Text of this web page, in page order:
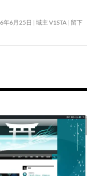
年6月25日 域主 V1STA 留下